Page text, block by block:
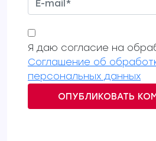
Я даю согласие на
Соглашение об
персональных данных
ОПУБЛИКОВАТЬ